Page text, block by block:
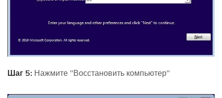
Шаг 5: Нажмите "Восстановить компьютер"